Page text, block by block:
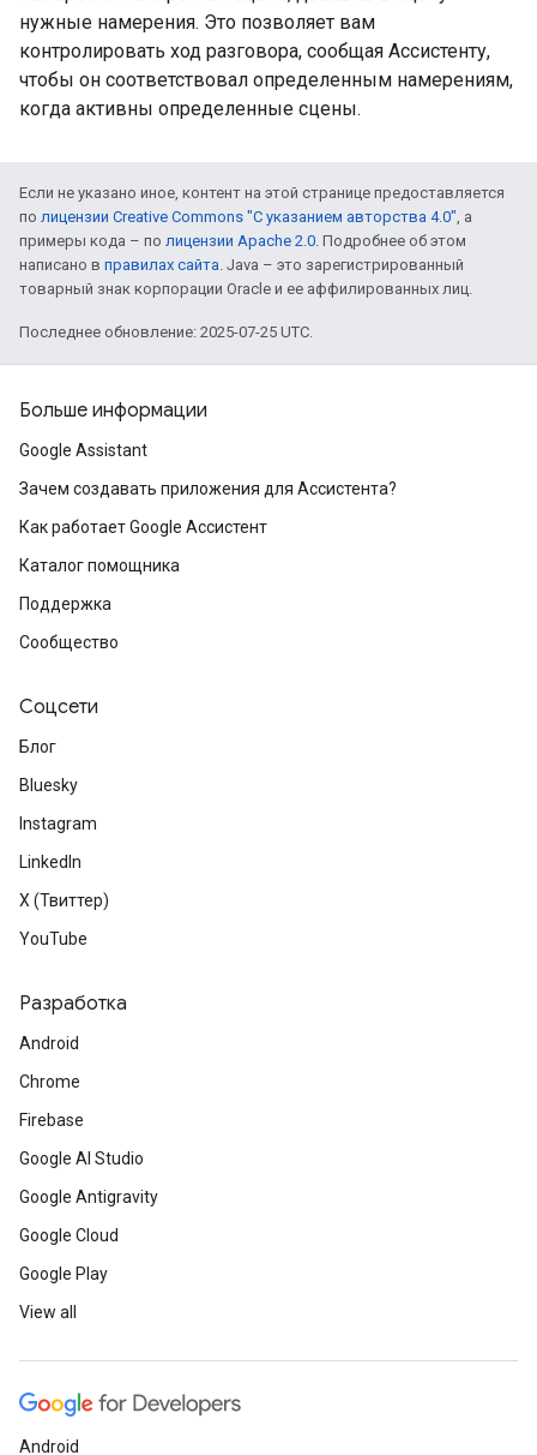
нужные намерения. Это позволяет вам
контролировать ход разговора, сообщая Ассистенту,
чтобы он соответствовал определенным намерениям,
когда активны определенные сцены.
Если не указано иное, контент на этой странице предоставляется
по лицензии Creative Commons "С указанием авторства 4.0", а
примеры кода – по лицензии Apache 2.0. Подробнее об этом
написано в правилах сайта. Java – это зарегистрированный
товарный знак корпорации Oracle и ее аффилированных лиц.
Последнее обновление: 2025-07-25 UTC.
Больше информации
Google Assistant
Зачем создавать приложения для Ассистента?
Как работает Google Ассистент
Каталог помощника
Поддержка
Сообщество
Соцсети
Блог
Bluesky
Instagram
LinkedIn
X (Твиттер)
YouTube
Разработка
Android
Chrome
Firebase
Google AI Studio
Google Antigravity
Google Cloud
Google Play
View all
Android